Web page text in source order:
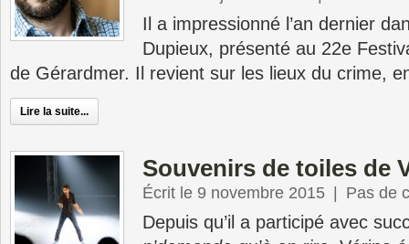
Il a impressionné l’an dernier
Dupieux, présenté au 22e
de Gérardmer. Il revient sur les lieux du crime,
Lire la suite...
Souvenirs de toiles de
Écrit le 9 novembre 2015 Pas de
Depuis qu’il a participé avec